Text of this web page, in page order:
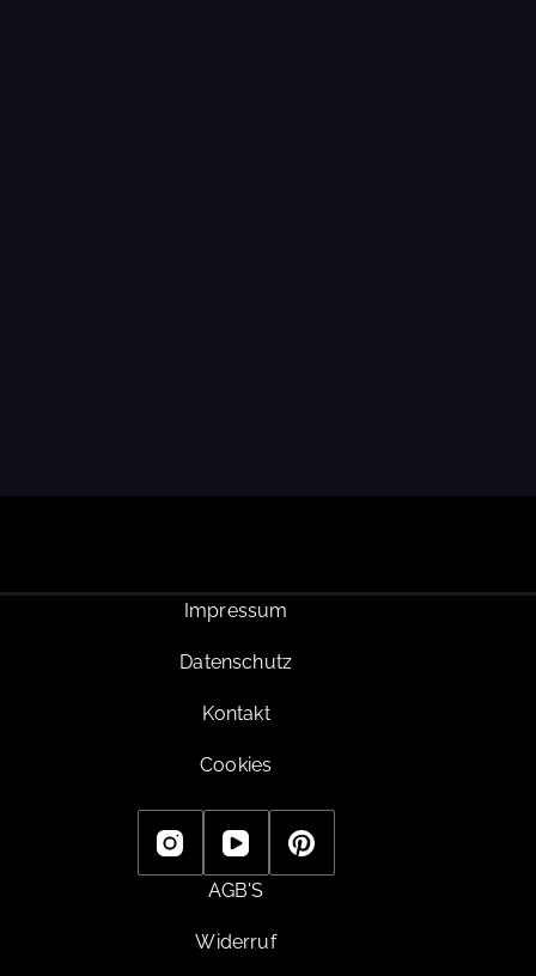
Impressum
Datenschutz
Kontakt
Cookies
AGB'S
Widerruf